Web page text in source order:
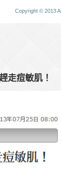
Copyright © 2013
走痘敏肌！